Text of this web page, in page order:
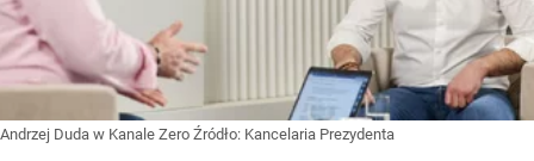
Andrzej Duda w Kanale Zero Źródło: Kancelaria Prezydenta